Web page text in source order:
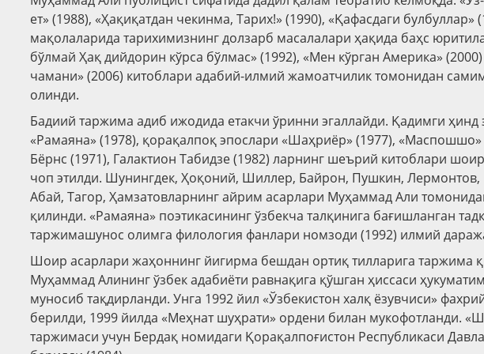
ет» (1988), «Ҳақиқатдан чекинма, Тарих!» (1990), «Қафасдаги булбуллар»
мақолаларида тарихимизнинг долзарб масалалари ҳақида баҳс
бўлмай Ҳақ дийдорин кўрса бўлмас» (1992), «Мен кўрган Америка»
чамани» (2006) китоблари адабий-илмий жамоатчилик томонидан
олинди.
Бадиий таржима адиб ижодида етакчи ўринни эгаллайди. Қадимги ҳинд
«Рамаяна» (1978), қорақалпоқ эпослари «Шаҳриёр» (1977), «Маспошшо»
Бёрнс (1971), Галактион Табидзе (1982) ларнинг шеърий китоблари
чоп этилди. Шунингдек, Ҳоқоний, Шиллер, Байрон, Пушкин, Лермонтов,
Абай, Тагор, Ҳамзатовларнинг айрим асарлари Муҳаммад Али
қилинди. «Рамаяна» поэтикасининг ўзбекча талқинига бағишланган
таржимашунос олимга филология фанлари номзоди (1992) илмий
Шоир асарлари жаҳоннинг йигирма бешдан ортиқ тилларига таржима
Муҳаммад Алининг ўзбек адабиёти равнақига қўшган ҳиссаси
муносиб тақдирланди. Унга 1992 йил «Ўзбекистон халқ ёзувчиси»
берилди, 1999 йилда «Меҳнат шуҳрати» ордени билан мукофотланди.
таржимаси учун Бердақ номидаги Қорақалпоғистон Республикаси